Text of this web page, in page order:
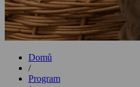
Domů
/
Program